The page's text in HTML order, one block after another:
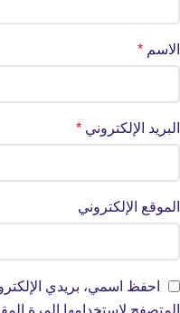
الاسم *
البريد الإلكتروني *
الموقع الإلكتروني
احفظ اسمي، بريدي
المتصفح لاستخدامها المرة